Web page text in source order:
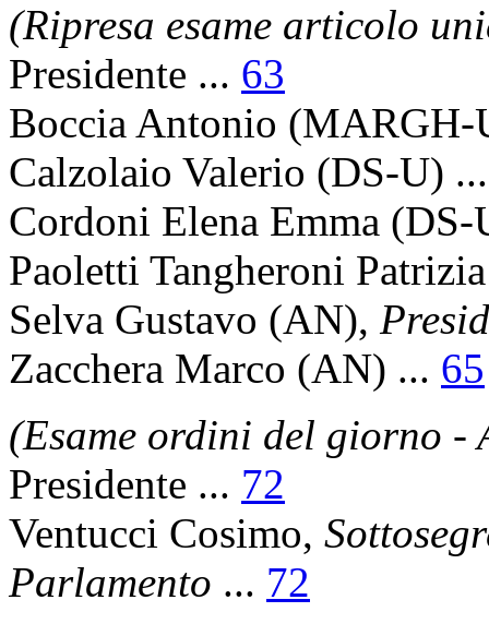
(Ripresa esame articolo
Presidente ... 63
Boccia Antonio
Calzolaio Valerio (DS-U)
Cordoni Elena Emma
Paoletti Tangheroni Patrizia
Selva Gustavo (AN),
Zacchera Marco (AN) ... 65
(Esame ordini del giorno -
Presidente ... 72
Ventucci Cosimo,
Parlamento ... 72